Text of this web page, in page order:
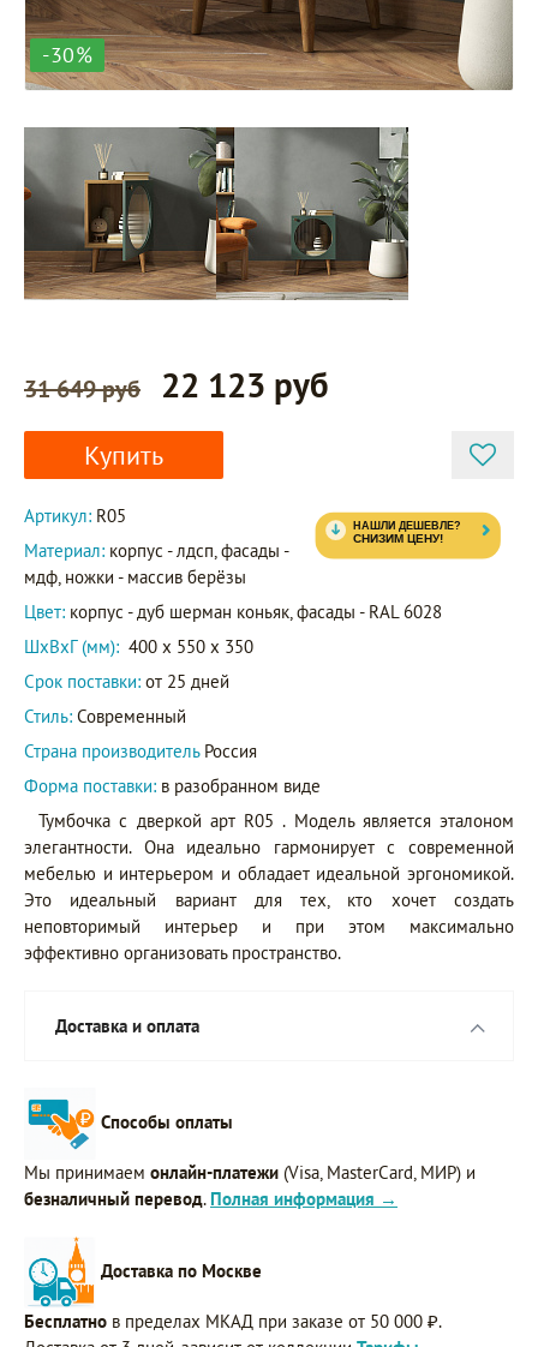
-30%
31 649 руб 22 123 руб
Купить
Артикул: R05
Материал: корпус - лдсп, фасады -
мдф, ножки - массив берёзы
Цвет: корпус - дуб шерман коньяк, фасады - RAL 6028
ШxВxГ (мм): 400 x 550 x 350
Срок поставки: от 25 дней
Стиль: Современный
Страна производитель Россия
Форма поставки: в разобранном виде
Тумбочка с дверкой арт R05 . Модель является эталоном
элегантности. Она идеально гармонирует с современной
мебелью и интерьером и обладает идеальной эргономикой.
Это идеальный вариант для тех, кто хочет создать
неповторимый интерьер и при этом максимально
эффективно организовать пространство.
Доставка и оплата
Способы оплаты
Мы принимаем онлайн-платежи (Visa, MasterCard, МИР) и
безналичный перевод. Полная информация →
Доставка по Москве
Бесплатно в пределах МКАД при заказе от 50 000 ₽.